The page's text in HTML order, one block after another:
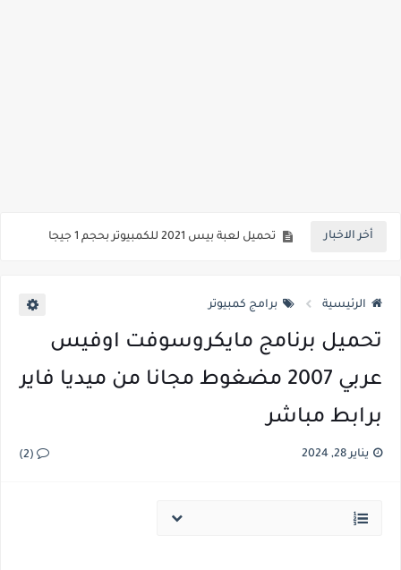
أخر الاخبار تحميل لعبة بيس 2021 للكمبيوتر بحجم 1 جيجا
الرئيسية برامج كمبيوتر
تحميل برنامج مايكروسوفت اوفيس
عربي 2007 مضغوط مجانا من ميديا فاير
برابط مباشر
يناير 28, 2024 (2)